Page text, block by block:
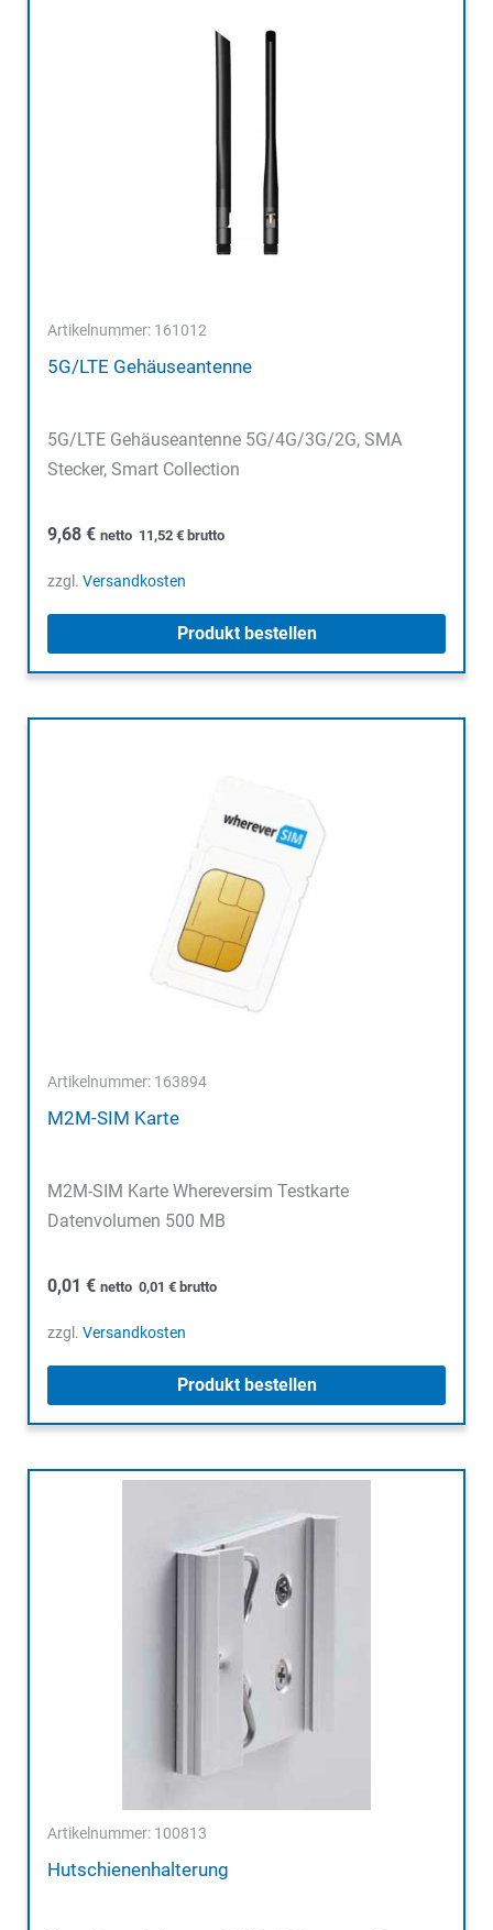
Artikelnummer: 161012
5G/LTE Gehäuseantenne
5G/LTE Gehäuseantenne 5G/4G/3G/2G, SMA
Stecker, Smart Collection
9,68 € netto 11,52 €brutto
zzgl. Versandkosten
Produkt bestellen
Artikelnummer: 163894
M2M-SIM Karte
M2M-SIM Karte Whereversim Testkarte
Datenvolumen 500 MB
0,01 € netto 0,01 €brutto
zzgl. Versandkosten
Produkt bestellen
Artikelnummer: 100813
Hutschienenhalterung